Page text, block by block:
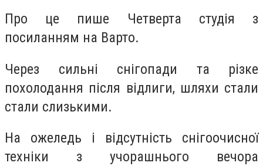
Про це пише Четверта студія з
посиланням на Варто.
Через сильні снігопади та різке
похолодання після відлиги, шляхи стали
стали слизькими.
На ожеледь і відсутність снігоочисної
техніки з учорашнього вечора